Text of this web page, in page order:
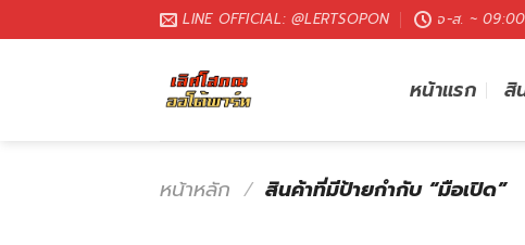
LINE OFFICIAL: @LERTSOPON จ-ส. ~
หน้าแรก สิ
หน้าหลัก / สินค้าที่มีป้ายกำกับ “มือเปิด”